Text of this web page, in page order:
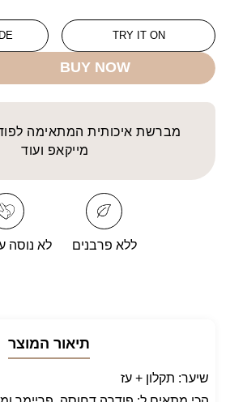
TRY IT ON
BUY NOW
מברשת איכותית המתאימה
מייקאפ ועוד
לא נוסה ללא פרבנים
תיאור המוצר
שיער: תקלון + עז